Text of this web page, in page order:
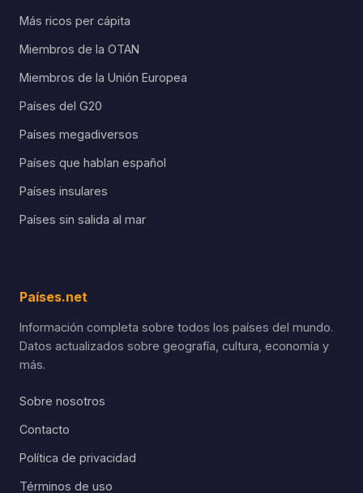
Más ricos per cápita
Miembros de la OTAN
Miembros de la Unión Europea
Países del G20
Países megadiversos
Países que hablan español
Países insulares
Países sin salida al mar
Países.net
Información completa sobre todos los países del mundo.
Datos actualizados sobre geografía, cultura, economía y
más.
Sobre nosotros
Contacto
Política de privacidad
Términos de uso